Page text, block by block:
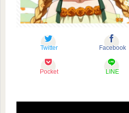
Twitter Facebook
Pocket LINE